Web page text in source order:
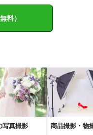
町
杵町 波佐見町 川棚町
平戸市 佐世保市
料）
写真撮影 商品撮影・物